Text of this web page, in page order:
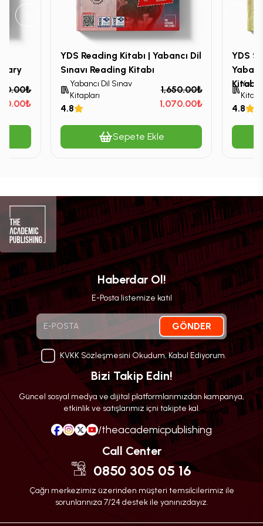
YDS Reading Kitabı | Yabancı Dil
Sınavı Reading Kitabı
Yabancı Dil Sınav
Kitapları
4.8
1,650.00₺
1,070.00₺
Sepete Ekle
YDS
Kitabı
4.8
Haberdar Ol!
E-Posta listemize katıl
GÖNDER
KVKK Sözleşmesini Okudum, Kabul Ediyorum.
Bizi Takip Edin!
Güncel sosyal medya ve dijital platformlarımızdan kampanya,
etkinlik ve satışlarımız içni takipte kal.
/theacademicpublishing
Call Center
0850 305 05 16
Çağrı merkezimiz üzerinden müşteri temsilcilerimiz ile
sorunlarınıza 7/24 destek ile yanınızdayız.